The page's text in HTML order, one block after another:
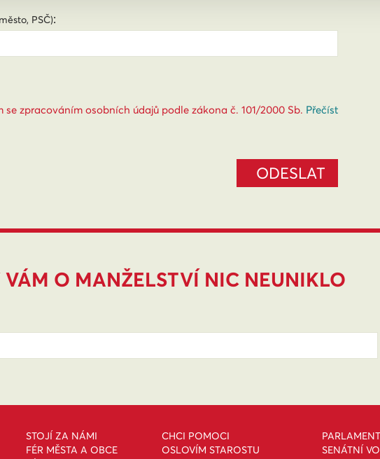
PSČ):
se zpracováním osobních údajů podle zákona č. 101/2000 Sb. Přečíst
VÁM O MANŽELSTVÍ NIC NEUNIKLO
STOJÍ ZA NÁMI
FÉR MĚSTA A OBCE
CHCI POMOCI
OSLOVÍM STAROSTU
SENÁTNÍ